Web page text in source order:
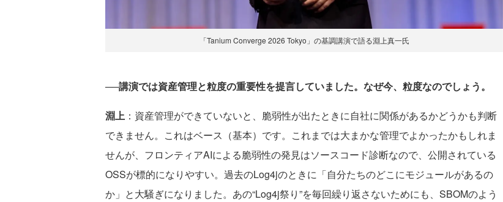
「Tanium Converge 2026 Tokyo」の基調講演で語る淵上真一氏
──講演では資産管理と粒度の重要性を提言していました。なぜ今、粒度なのでしょう。
淵上 ：資産管理ができていないと、脆弱性が出たときに自社に関係があるかどうかも判断
できません。これはベース（基本）です。これまでは大まかな管理でよかったかもしれま
せんが、フロンティアAIによる脆弱性の発見はソースコード診断なので、公開されている
OSSが標的になりやすい。過去のLog4jのときに「自分たちのどこにモジュールがあるの
か」と大騒ぎになりました。あの“Log4j祭り”を毎回繰り返さないためにも、SBOMのよう